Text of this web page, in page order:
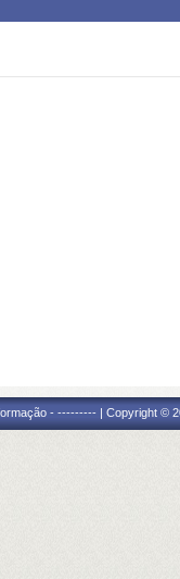
- --------- | Copyright ©